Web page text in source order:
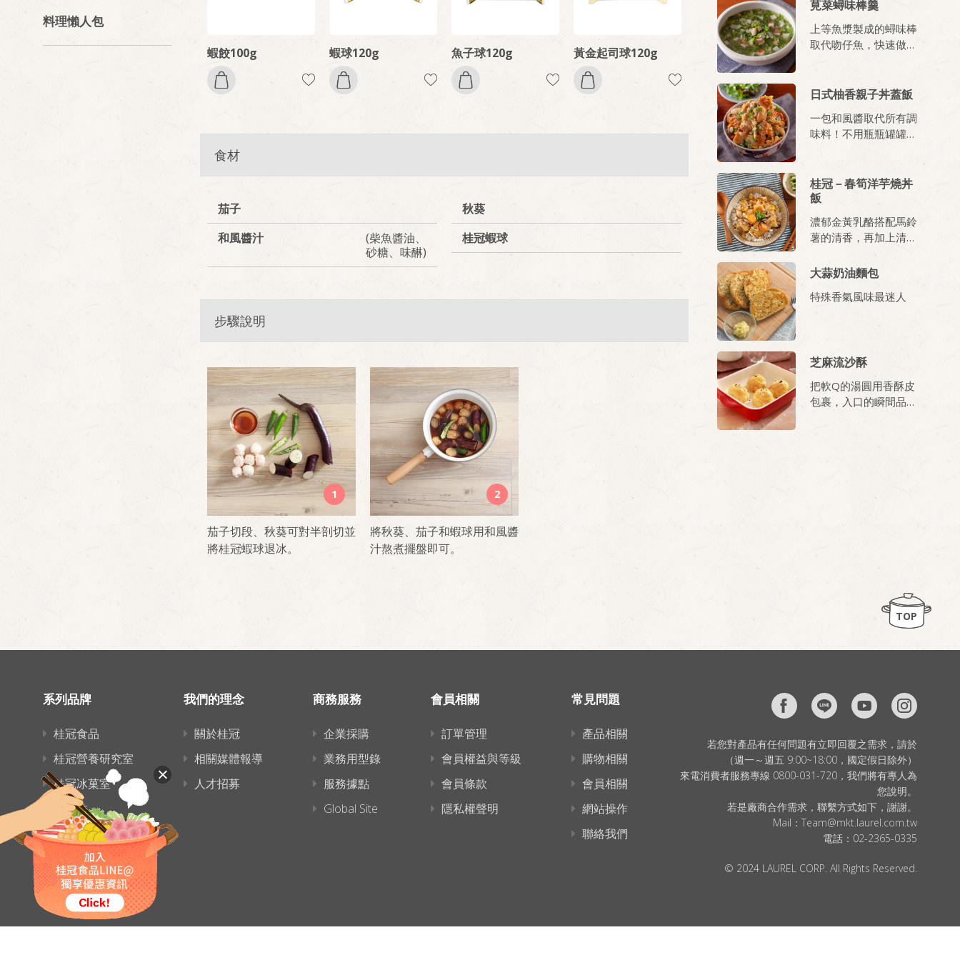
料理懶人包
蝦餃100g 蝦球120g 魚子球120g 黃金起司球120g
食材
茄子
秋葵
和風醬汁
(柴魚醬油、
砂糖、味醂)
桂冠蝦球
步驟說明
1
茄子切段、秋葵可對半剖切並
將桂冠蝦球退冰。
2
將秋葵、茄子和蝦球用和風醬
汁熬煮擺盤即可。
莧菜蟳味棒羹
上等魚漿製成的蟳味棒
取代吻仔魚，快速做出
日式柚香親子丼蓋飯
一包和風醬取代所有調
味料！不用瓶瓶罐罐，
桂冠－春筍洋芋燒丼
飯
濃郁金黃乳酪搭配馬鈴
薯的清香，再加上清爽
脆筍，簡單做出日式丼
飯。
大蒜奶油麵包
特殊香氣風味最迷人
芝麻流沙酥
把軟Q的湯圓用香酥皮
包裹，入口的瞬間品嚐
TOP
系列品牌
桂冠食品
桂冠營養研究室
桂冠冰菓室
愛麵族
我們的理念
關於桂冠
相關媒體報導
人才招募
商務服務
企業採購
業務用型錄
服務據點
Global Site
會員相關
訂單管理
會員權益與等級
會員條款
隱私權聲明
常見問題
產品相關
購物相關
會員相關
網站操作
聯絡我們
若您對產品有任何問題有立即回覆之需求，請於
（週一～週五 9:00~18:00，國定假日除外）
來電消費者服務專線 0800-031-720，我們將有專人為
您說明。
若是廠商合作需求，聯繫方式如下，謝謝。
Mail： Team@mkt.laurel.com.tw
電話： 02-2365-0335
© 2024 LAUREL CORP. All Rights Reserved.